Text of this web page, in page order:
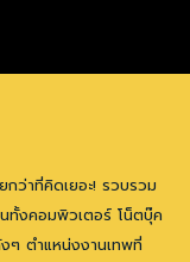
ว่าที่คิดเยอะ! รวบรวม
ทั้งคอมพิวเตอร์ โน็ตบุ๊ค
ๆ ตำแหน่งงานเทพที่